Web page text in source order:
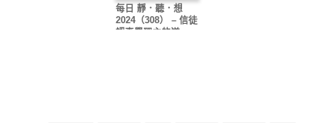
每日 靜．聽．想
2024（308） – 信徒
認真學習主的道